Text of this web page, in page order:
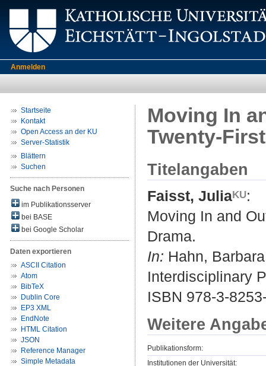
Anmelden
Startseite
Kontakt
Open Access an der KU
Server-Statistik
Blättern
Suchen
Suche nach Personen
im Publikationsserver
bei BASE
bei Google Scholar
Daten exportieren
ASCII Citation
Atom
BibTeX
Dublin Core
EP3 XML
EndNote
HTML Citation
JSON
Reference Manager
Simple Metadata
Moving In
Twenty-
Titelangaben
Faisst, Julia
:
Moving In and
Drama.
In: Hahn,
Interdisciplinary
ISBN 978-3-
Weitere
Publikationsform:
Institutionen der Universität: